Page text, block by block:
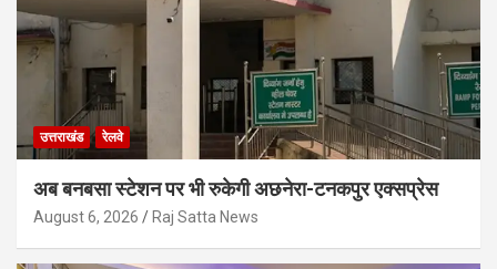
उत्तराखंड रेलवे
अब बनबसा स्टेशन पर भी रुकेगी अछनेरा-टनकपुर एक्सप्रेस
August 6, 2026 Raj Satta News